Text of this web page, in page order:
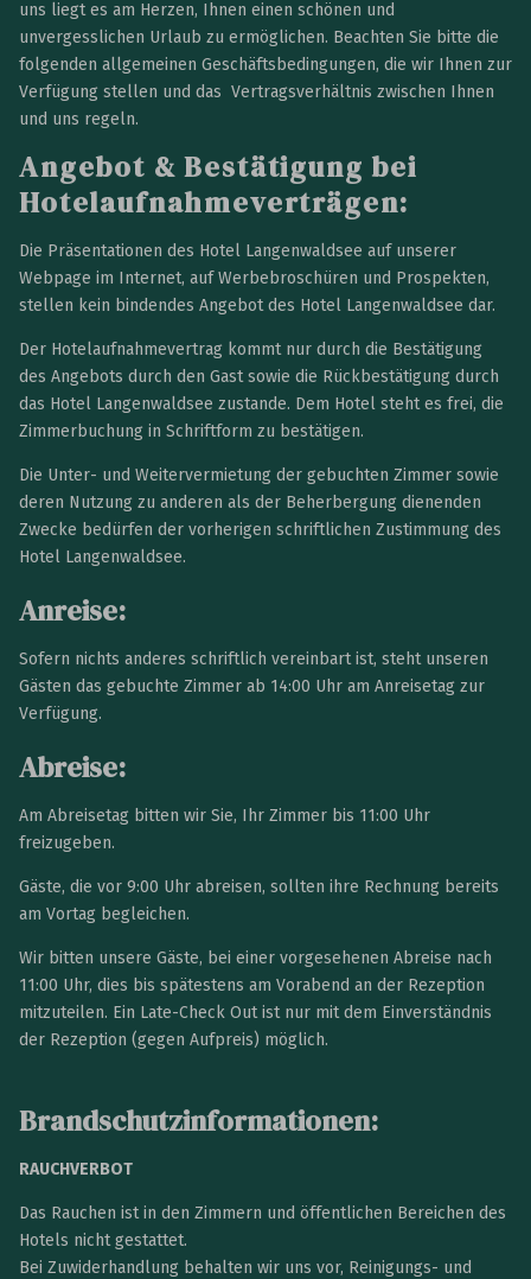
uns liegt es am Herzen, Ihnen einen schönen und
unvergesslichen Urlaub zu ermöglichen. Beachten Sie bitte die
folgenden allgemeinen Geschäftsbedingungen, die wir Ihnen zur
Verfügung stellen und das Vertragsverhältnis zwischen Ihnen
und uns regeln.
Angebot & Bestätigung bei
Hotelaufnahmeverträgen:
Die Präsentationen des Hotel Langenwaldsee auf unserer
Webpage im Internet, auf Werbebroschüren und Prospekten,
stellen kein bindendes Angebot des Hotel Langenwaldsee dar.
Der Hotelaufnahmevertrag kommt nur durch die Bestätigung
des Angebots durch den Gast sowie die Rückbestätigung durch
das Hotel Langenwaldsee zustande. Dem Hotel steht es frei, die
Zimmerbuchung in Schriftform zu bestätigen.
Die Unter- und Weitervermietung der gebuchten Zimmer sowie
deren Nutzung zu anderen als der Beherbergung dienenden
Zwecke bedürfen der vorherigen schriftlichen Zustimmung des
Hotel Langenwaldsee.
Anreise:
Sofern nichts anderes schriftlich vereinbart ist, steht unseren
Gästen das gebuchte Zimmer ab 14:00 Uhr am Anreisetag zur
Verfügung.
Abreise:
Am Abreisetag bitten wir Sie, Ihr Zimmer bis 11:00 Uhr
freizugeben.
Gäste, die vor 9:00 Uhr abreisen, sollten ihre Rechnung bereits
am Vortag begleichen.
Wir bitten unsere Gäste, bei einer vorgesehenen Abreise nach
11:00 Uhr, dies bis spätestens am Vorabend an der Rezeption
mitzuteilen. Ein Late-Check Out ist nur mit dem Einverständnis
der Rezeption (gegen Aufpreis) möglich.
Brandschutzinformationen:
RAUCHVERBOT
Das Rauchen ist in den Zimmern und öffentlichen Bereichen des
Hotels nicht gestattet.
Bei Zuwiderhandlung behalten wir uns vor, Reinigungs- und